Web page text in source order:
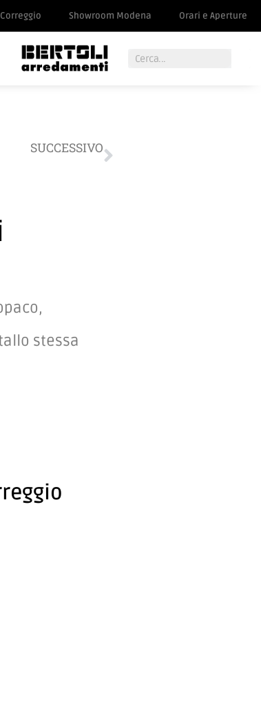
Showroom Modena Orari e Aperture
SUCCESSIVO
stessa